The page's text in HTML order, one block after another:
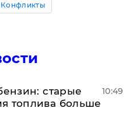
Конфликты
старые
топлива больше
10:49